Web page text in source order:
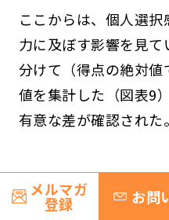
ここからは、個人選
力に及ぼす影響を見
分けて（得点の絶対
値を集計した（図表9
有意な差が確認された。
＜図表9＞個人選
織能力に及ぼす影
メルマガ
登録 お問